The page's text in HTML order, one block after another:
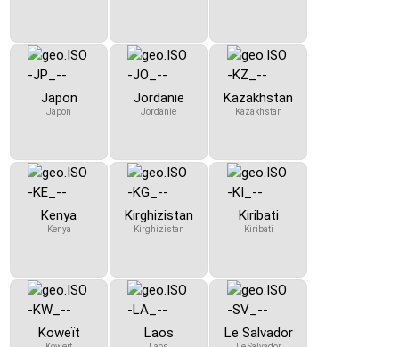
Japon
Japon
Jordanie
Jordanie
Kazakhstan
Kazakhstan
Kenya
Kenya
Kirghizistan
Kirghizistan
Kiribati
Kiribati
Koweït Laos Le Salvador